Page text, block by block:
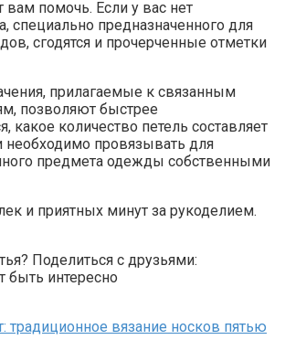
помочь. Если у вас нет
специально предназначенного для
сгодятся и прочерченные отметки
прилагаемые к связанным
позволяют быстрее
какое количество петель составляет
необходимо провязывать для
предмета одежды собственными
и приятных минут за рукоделием.
Поделиться с друзьями:
быть интересно
традиционное вязание носков пятью